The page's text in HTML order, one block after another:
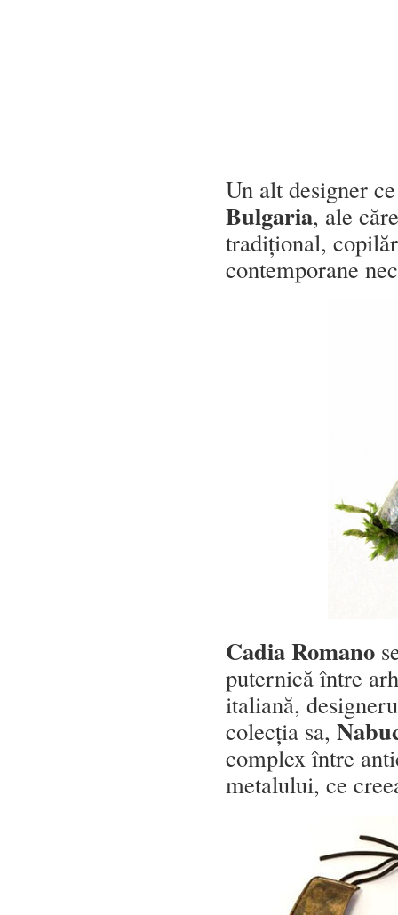
Un alt designer
Bulgaria, ale
tradițional,
contemporane
Cadia Romano
puternică între
italiană,
colecția sa,
complex între
metalului, ce